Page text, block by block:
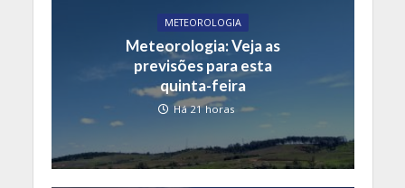
METEOROLOGIA
Meteorologia: Veja as
previsões para esta
quinta-feira
Há 21 horas